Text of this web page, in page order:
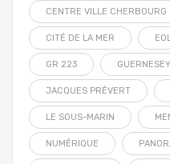
CENTRE VILLE CHERBOURG
CITÉ DE LA MER
GR 223 GUERNESEY
JACQUES PRÉVERT
LE SOUS-MARIN
NUMÉRIQUE